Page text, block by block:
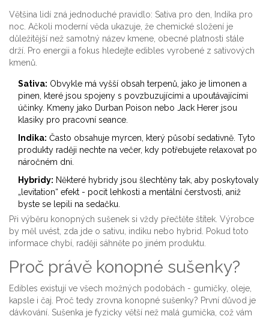
Většina lidí zná jednoduché pravidlo: Sativa pro den, Indika pro
noc. Ačkoli moderní věda ukazuje, že chemické složení je
důležitější než samotný název kmene, obecné platnosti stále
drží. Pro energii a fokus hledejte edibles vyrobené z sativových
kmenů
Sativa: Obvykle má vyšší obsah terpenů, jako je limonen a
pinen, které jsou spojeny s povzbuzujícími a upoutávajícími
účinky. Kmeny jako Durban Poison nebo Jack Herer jsou
klasiky pro pracovní seance.
Indika: Často obsahuje myrcen, který působí sedativně. Tyto
produkty raději nechte na večer, kdy potřebujete relaxovat po
náročném dni.
Hybridy: Některé hybridy jsou šlechtěny tak, aby poskytovaly
„levitation“ efekt - pocit lehkosti a mentální čerstvosti, aniž
byste se lepili na sedačku.
Při výběru konopných sušenek si vždy přečtěte štítek. Výrobce
by měl uvést, zda jde o sativu, indiku nebo hybrid. Pokud toto
informace chybí, raději sáhněte po jiném produktu.
Proč právě konopné sušenky?
Edibles existují ve všech možných podobách - gumičky, oleje,
kapsle i čaj. Proč tedy zrovna konopné sušenky? První důvod je
dávkování. Sušenka je fyzicky větší než malá gumička, což vám